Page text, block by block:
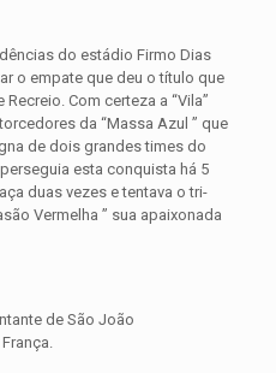
do estádio Firmo Dias
o empate que deu o título que
Com certeza a “Vila”
da “Massa Azul ” que
de dois grandes times do
esta conquista há 5
duas vezes e tentava o tri-
Vermelha ” sua apaixonada
de São João